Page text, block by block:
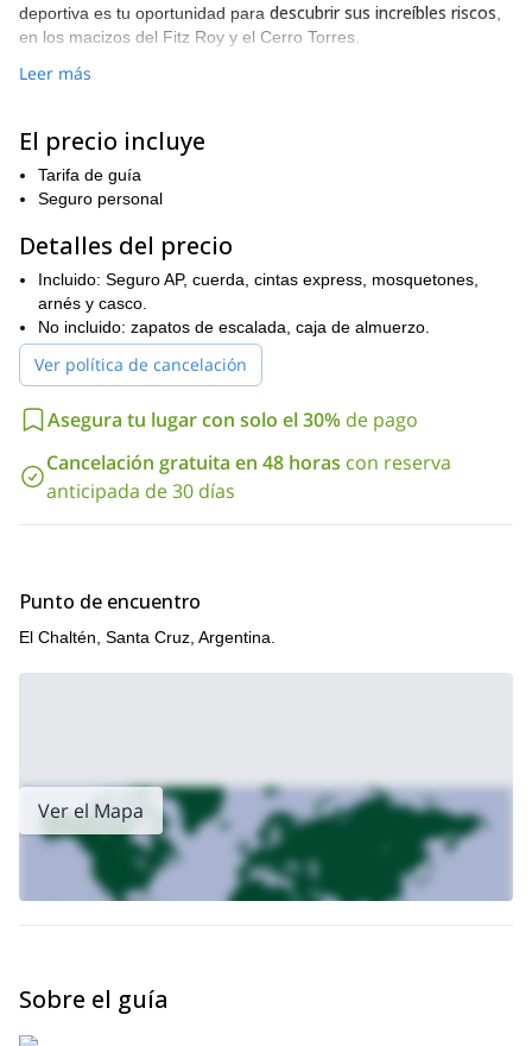
deportiva es tu oportunidad para descubrir sus increíbles riscos
en los macizos del Fitz Roy y el Cerro Torres.
En este programa de medio día (5 horas),
del pueblo, conopciones para todos los niveles
las diferentes habilidades de
largo, varios largos y búlder
en todo momento.
Entonces, si estás listo para una increíble media jornada de
escalada deportiva, por favor ponte en contacto conmigo.
¡Vamos a escalar rutas impresionantes y disfrutar de vistas
panorámicas de los Andes!
Y si buscas una experiencia de montañismo en El Chaltén, revisa
miascenso guiado de 3 días a Cerro Solo
Leer más
El precio incluye
Tarifa de guía
Seguro personal
Detalles del precio
Incluido: Seguro AP, cuerda, cintas express, mosquetones,
arnés y casco.
No incluido: zapatos de escalada, caja de almuerzo.
Ver política de cancelación
Asegura tu lugar con solo el 30% de pago
Cancelación gratuita en 48 horas con reserva
anticipada de 30 días
Punto de encuentro
El Chaltén, Santa Cruz, Argentina.
Ver el Mapa
Sobre el guía